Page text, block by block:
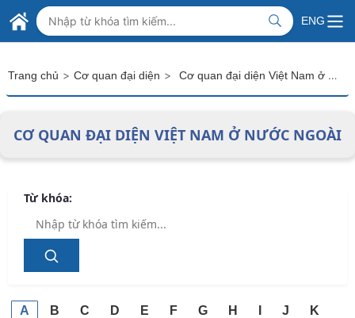
Skip to Main Content
BỘ NGOẠI GIAO VIỆT NAM
MINISTRY OF FOREIGN AFFAIRS
ENG
Trang chủ > Cơ quan đại diện > Cơ quan đại diện Việt Nam ở nước ngoài
CƠ QUAN ĐẠI DIỆN VIỆT NAM Ở NƯỚC NGOÀI
Từ khóa:
A B C D E F G H J
K